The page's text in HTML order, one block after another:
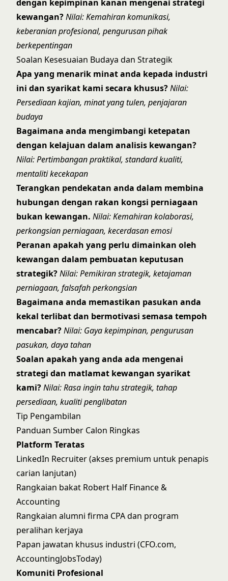
dengan kepimpinan kanan mengenai strategi
kewangan?Nilai: Kemahiran komunikasi,
keberanian profesional, pengurusan pihak
berkepentingan
Soalan Kesesuaian Budaya dan Strategik
Apa yang menarik minat anda kepada industri
ini dan syarikat kami secara khusus?Nilai:
Persediaan kajian, minat yang tulen, penjajaran
budaya
Bagaimana anda mengimbangi ketepatan
dengan kelajuan dalam analisis kewangan?
Nilai: Pertimbangan praktikal, standard kualiti,
mentaliti kecekapan
Terangkan pendekatan anda dalam membina
hubungan dengan rakan kongsi perniagaan
bukan kewangan. Nilai: Kemahiran kolaborasi,
perkongsian perniagaan, kecerdasan emosi
Peranan apakah yang perlu dimainkan oleh
kewangan dalam pembuatan keputusan
strategik?Nilai: Pemikiran strategik, ketajaman
perniagaan, falsafah perkongsian
Bagaimana anda memastikan pasukan anda
kekal terlibat dan bermotivasi semasa tempoh
mencabar?Nilai: Gaya kepimpinan, pengurusan
pasukan, daya tahan
Soalan apakah yang anda ada mengenai
strategi dan matlamat kewangan syarikat
kami?Nilai: Rasa ingin tahu strategik, tahap
persediaan, kualiti penglibatan
Tip Pengambilan
Panduan Sumber Calon Ringkas
Platform Teratas
LinkedIn Recruiter (akses premium untuk penapis
carian lanjutan)
Rangkaian bakat Robert Half Finance &
Accounting
Rangkaian alumni firma CPA dan program
peralihan kerjaya
Papan jawatan khusus industri (CFO.com,
AccountingJobsToday)
Komuniti Profesional